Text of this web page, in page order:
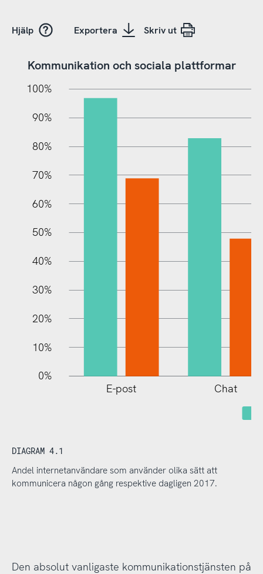
Hjälp Exportera Skriv ut
Kommunikation och sociala plattformar
100%
100%
90%
80%
70%
60%
50%
40%
30%
20%
10%
0%
E-post Chat
DIAGRAM 4.1
Andel internetanvändare som använder olika sätt att
kommunicera någon gång respektive dagligen 2017.
Den absolut vanligaste kommunikationstjänsten på